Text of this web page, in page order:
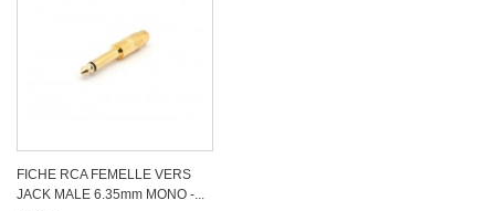
FICHE RCA FEMELLE VERS
JACK MALE 6.35mm MONO -...